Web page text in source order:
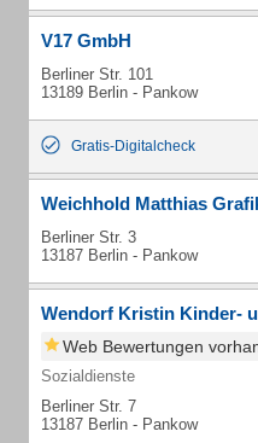
V17 GmbH
Berliner Str. 101
13189 Berlin - Pankow
Gratis-Digitalcheck
Weichhold Matthias
Berliner Str. 3
13187 Berlin - Pankow
Wendorf Kristin Kinder-
Web Bewertungen
Sozialdienste
Berliner Str. 7
13187 Berlin - Pankow